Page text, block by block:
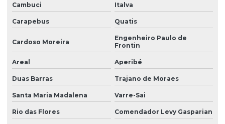
Motor elétrico monofásico
Motor elétrico com redutor de velocidade
Motor de indução monofásico de gaiola 1/2 cv
Motor misturador
Motor monofásico 1/2 cv
Motor monofásico 1/3
Motor monofásico 1/3 cv
Cambuci Italva
Carapebus Quatis
Cardoso Moreira
Engenheiro Paulo de
Frontin
Areal Aperibé
Duas Barras Trajano de Moraes
Santa Maria Madalena Varre-Sai
Rio das Flores Comendador Levy Gasparian